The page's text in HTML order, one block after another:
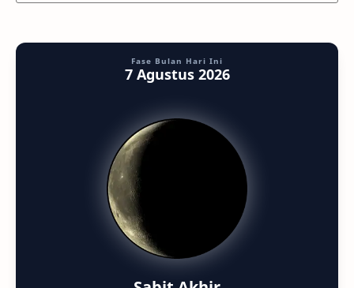
Fase Bulan Hari Ini
7 Agustus 2026